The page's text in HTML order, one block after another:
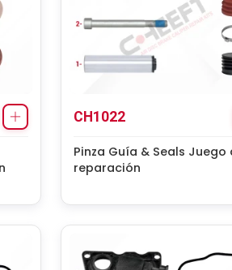
CH1022
Pinza Guía & Seals Juego
reparación